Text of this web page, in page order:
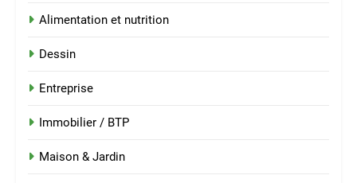
Alimentation et nutrition
Dessin
Entreprise
Immobilier / BTP
Maison & Jardin